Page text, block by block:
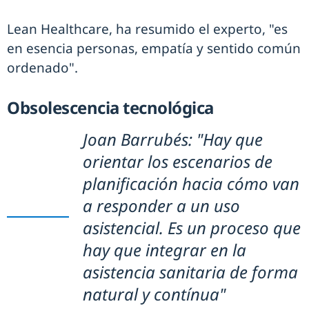
Lean Healthcare, ha resumido el experto, "es
en esencia personas, empatía y sentido común
ordenado".
Obsolescencia tecnológica
Joan Barrubés: "Hay que
orientar los escenarios de
planificación hacia cómo van
a responder a un uso
asistencial. Es un proceso que
hay que integrar en la
asistencia sanitaria de forma
natural y contínua"